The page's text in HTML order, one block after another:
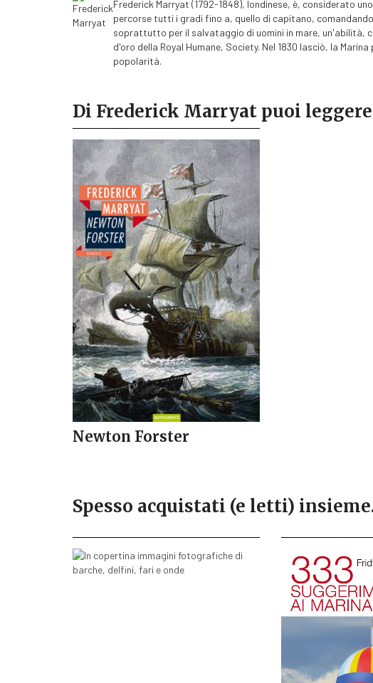
Frederick Marryat (1792-1848), londinese, è, considerato
percorse tutti i gradi fino a, quello di capitano,
soprattutto per il salvataggio di uomini in mare, un'abilità,
d'oro della Royal Humane, Society. Nel 1830 lasciò, la
popolarità.
Di Frederick Marryat puoi
Newton Forster
Spesso acquistati (e letti)